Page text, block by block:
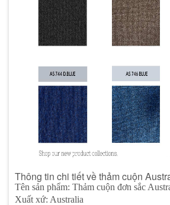
Thông tin chi tiết về thảm cuộn
Tên sản phẩm: Thảm cuộn đơn sắc
Xuất xứ: Australia